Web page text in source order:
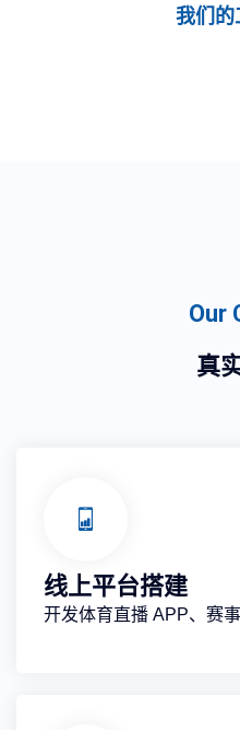
我们的
Our
真
线上平台搭建
开发体育直播 APP、赛